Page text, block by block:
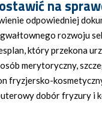
na
odpowiedniej
rozwoju
który przekona
merytoryczny,
dobór fryzury i